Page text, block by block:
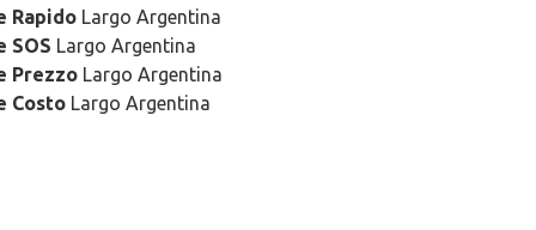
RapidoLargo Argentina
SOS Largo Argentina
PrezzoLargo Argentina
CostoLargo Argentina